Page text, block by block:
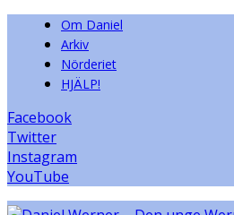
Om Daniel
Arkiv
Nörderiet
HJÄLP!
Facebook
Twitter
Instagram
YouTube